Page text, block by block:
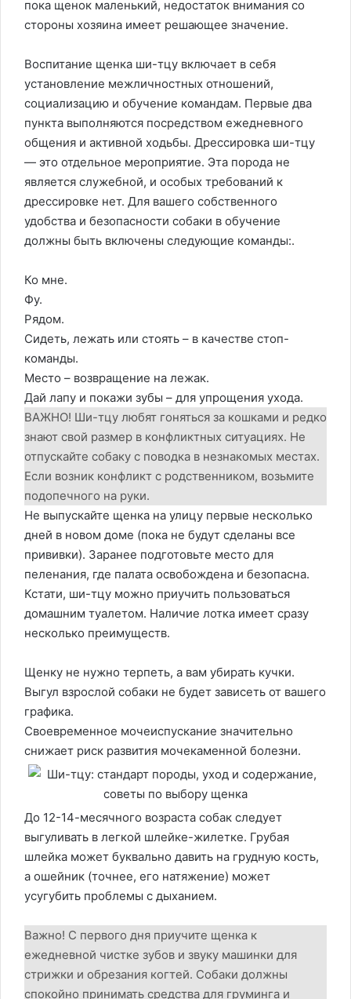
пока щенок маленький, недостаток внимания со
стороны хозяина имеет решающее значение.
Воспитание щенка ши-тцу включает в себя
установление межличностных отношений,
социализацию и обучение командам. Первые два
пункта выполняются посредством ежедневного
общения и активной ходьбы. Дрессировка ши-тцу
— это отдельное мероприятие. Эта порода не
является служебной, и особых требований к
дрессировке нет. Для вашего собственного
удобства и безопасности собаки в обучение
должны быть включены следующие команды:.
Ко мне.
Фу.
Рядом.
Сидеть, лежать или стоять – в качестве стоп-
команды.
Место – возвращение на лежак.
Дай лапу и покажи зубы – для упрощения ухода.
ВАЖНО! Ши-тцу любят гоняться за кошками и редко
знают свой размер в конфликтных ситуациях. Не
отпускайте собаку с поводка в незнакомых местах.
Если возник конфликт с родственником, возьмите
подопечного на руки.
Не выпускайте щенка на улицу первые несколько
дней в новом доме (пока не будут сделаны все
прививки). Заранее подготовьте место для
пеленания, где палата освобождена и безопасна.
Кстати, ши-тцу можно приучить пользоваться
домашним туалетом. Наличие лотка имеет сразу
несколько преимуществ.
Щенку не нужно терпеть, а вам убирать кучки.
Выгул взрослой собаки не будет зависеть от вашего
графика.
Своевременное мочеиспускание значительно
снижает риск развития мочекаменной болезни.
До 12-14-месячного возраста собак следует
выгуливать в легкой шлейке-жилетке. Грубая
шлейка может буквально давить на грудную кость,
а ошейник (точнее, его натяжение) может
усугубить проблемы с дыханием.
Важно! С первого дня приучите щенка к
ежедневной чистке зубов и звуку машинки для
стрижки и обрезания когтей. Собаки должны
спокойно принимать средства для груминга и